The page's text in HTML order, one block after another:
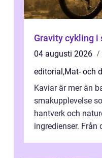
Gravity cykling i
04 augusti 2026
editorial,Mat- och
Kaviar är mer än
smakupplevelse
hantverk och
ingredienser. Från